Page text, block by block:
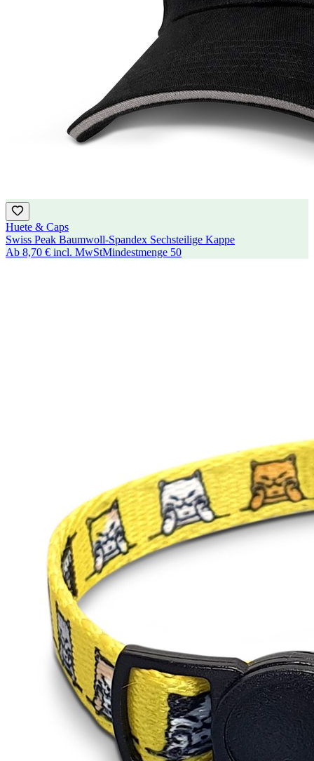
Huete & Caps
Swiss Peak Baumwoll-Spandex Sechsteilige Kappe
Ab 8,70 € incl. MwStMindestmenge 50